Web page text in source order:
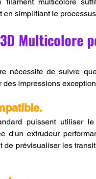
multicolore
simplifiant le
Multicolore
nécessite de suivre
impressions
puissent utiliser
d'un extrudeur
prévisualiser les